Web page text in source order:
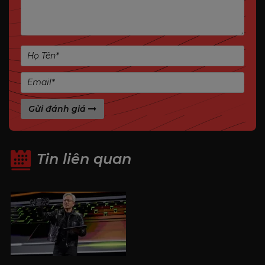
Điểm nổi bật Manli GeForce RTX™ 3050 8GB
Nebula Single
Thiết kế vỏ đen “Black vortex” cá tính, hiện đại.
nhiệt dạng phân đoạn giúp tối ưu hiệu suất tản
nhiệt trong không gian nhỏ.
Bộ nhớ 8GB GDDR6 giúp tăng hiệu quả làm việc
với các ứng dụng ngốn VRAM như Adobe,
AutoCAD, hoặc game nặng.
Không cần cấp nguồn phụ – thuận tiện cho hệ
Gửi đánh giá
Tin liên quan